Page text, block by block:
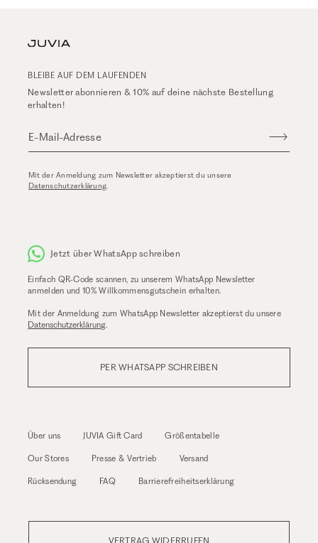
BLEIBE AUF DEM LAUFENDEN
Newsletter abonnieren & 10% auf deine nächste Bestellung
erhalten!
E-Mail-Adresse
Mit der Anmeldung zum Newsletter akzeptierst du unsere
Datenschutzerklärung.
Jetzt über WhatsApp schreiben
Einfach QR-Code scannen, zu unserem WhatsApp Newsletter
anmelden und 10% Willkommensgutschein erhalten.
Mit der Anmeldung zum WhatsApp Newsletter akzeptierst du unsere
Datenschutzerklärung
PER WHATSAPP SCHREIBEN
Über uns JUVIA Gift Card Größentabelle
Our Stores Presse & Vertrieb Versand
Rücksendung FAQ Barrierefreiheitserklärung
VERTRAG WIDERRUFEN